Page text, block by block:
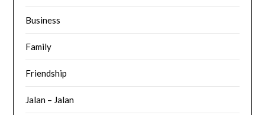
Business
Family
Friendship
Jalan – Jalan